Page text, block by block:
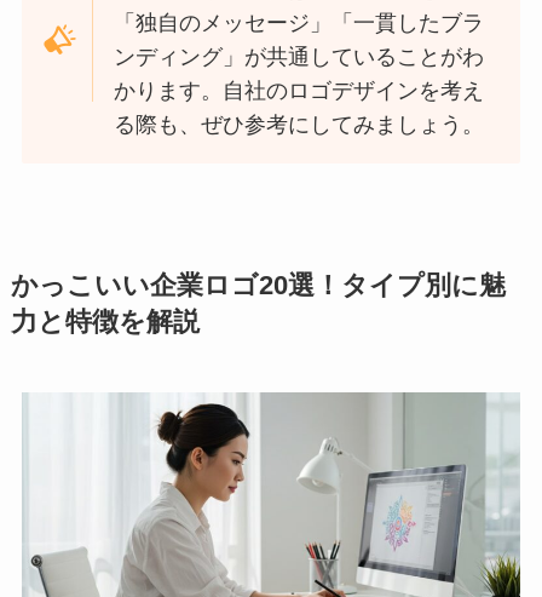
「独自のメッセージ」「一貫したブラ
ンディング」が共通していることがわ
かります。自社のロゴデザインを考え
る際も、ぜひ参考にしてみましょう。
かっこいい企業ロゴ20選！タイプ別に魅
力と特徴を解説